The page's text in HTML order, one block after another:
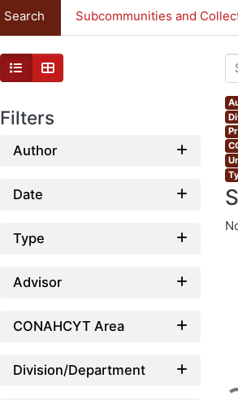
Search Subcommunities and
Filters
Author
Date
Type
Advisor
CONAHCYT Area
Division/Department